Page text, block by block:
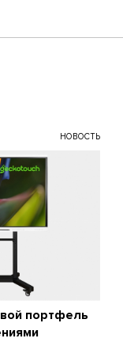
НОВОСТЬ
портфель